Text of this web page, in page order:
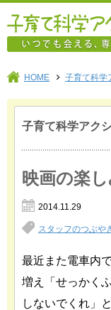
HOME 子育て科学
子育て科学アク
映画の楽
2014.11.29
スタッフのつぶや
最近また電車内
増え「せっかく
しないでくれ」